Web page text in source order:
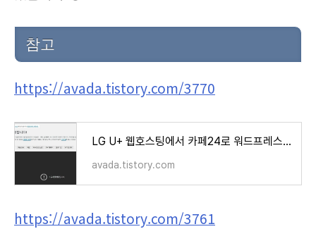
참고
https://avada.tistory.com/3770
LG U+ 웹호스팅에서 카페24로 워드프레스 이전 작업
avada.tistory.com
https://avada.tistory.com/3761